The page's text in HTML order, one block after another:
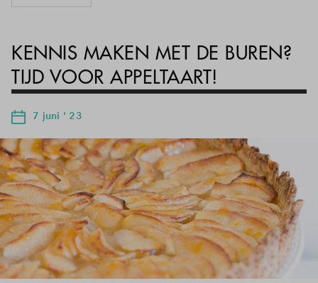
KENNIS MAKEN MET DE BUREN?
TIJD VOOR APPELTAART!
7 juni ' 23